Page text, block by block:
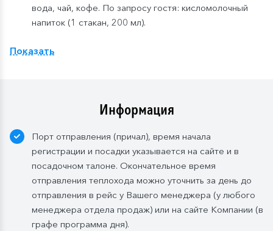
вода, чай, кофе. По запросу гостя: кисломолочный
напиток (1 стакан, 200 мл).
ресторане «Нева» на шлюпочной палу
тариф предусмотрен по умолчанию.
элементами шведского стола. Включены напитки
без ограничения: вода, сок, чай, кофе. В рейсах до
4-х дней при ранней высадке в день прибытия
завтрак континентальный;
заказная система питания, выбор блюд со 2-
го дня круиза. Включены напитки без ограничения:
Показать
Информация
Порт отправления (причал), время начала
регистрации и посадки указывается на сайте и в
посадочном талоне. Окончательное время
отправления теплохода можно уточнить за день до
отправления в рейс у Вашего менеджера (у любого
менеджера отдела продаж) или на сайте Компании (в
графе программа дня).